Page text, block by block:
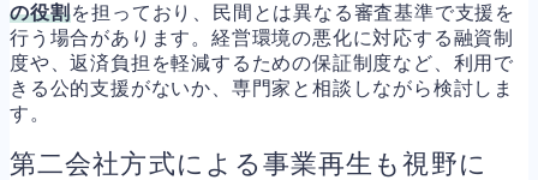
の役割を担っており、民間とは異なる審査基準で支援を
行う場合があります。経営環境の悪化に対応する融資制
度や、返済負担を軽減するための保証制度など、利用で
きる公的支援がないか、専門家と相談しながら検討しま
す。
第二会社方式による事業再生も視野に